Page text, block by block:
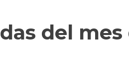
del mes